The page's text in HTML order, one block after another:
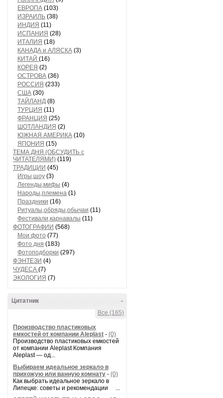
ЕВРОПА (103)
ИЗРАИЛЬ (38)
ИНДИЯ (11)
ИСПАНИЯ (28)
ИТАЛИЯ (18)
КАНАДА и АЛЯСКА (3)
КИТАЙ (16)
КОРЕЯ (2)
ОСТРОВА (36)
РОССИЯ (233)
США (30)
ТАЙЛАНД (8)
ТУРЦИЯ (11)
ФРАНЦИЯ (25)
ШОТЛАНДИЯ (2)
ЮЖНАЯ АМЕРИКА (10)
ЯПОНИЯ (15)
ТЕМА ДНЯ (ОБСУДИТЬ с
ЧИТАТЕЛЯМИ) (119)
ТРАДИЦИИ (45)
Игры,шоу (3)
Легенды,мифы (4)
Народы,племена (1)
Праздники (16)
Ритуалы,обряды,обычаи (11)
Фестивали,карнавалы (11)
ФОТОГРАФИИ (568)
Мои фото (77)
Фото дня (183)
Фотоподборки (297)
ФЭНТЕЗИ (4)
ЧУДЕСА (7)
ЭКОЛОГИЯ (7)
-
Цитатник
Все (165)
Производство пластиковых
емкостей от компании Aleplast - (0)
Производство пластиковых емкостей
от компании Aleplast Компания
Aleplast — од...
Выбираем идеальное зеркало в
прихожую или ванную комнату - (0)
Как выбрать идеальное зеркало в
Липецке: советы и рекомендации ...